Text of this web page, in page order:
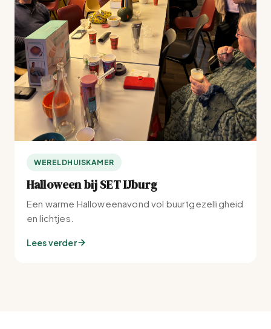
WERELDHUISKAMER
Halloween bij SET IJburg
Een warme Halloweenavond vol buurtgezelligheid
en lichtjes.
Lees verder